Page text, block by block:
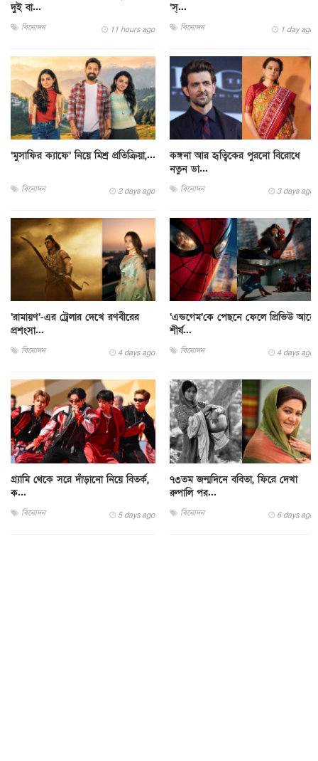
দুই বা...
বিনোদন 11 hours ago
‘স্...
বিনোদন 1 day ago
‘মুসাফির ক্যাফে’ নিয়ে মিশ্র প্রতিক্রিয়া,...
বিনোদন 2 days ago
কঙ্গনা আর হৃত্বিকের পুরনো বিরোধে
নতুন ডা...
বিনোদন 3 days ago
‘রামায়ণ’-এর ট্রেলার দেখে রণবীরের
প্রশংসা...
বিনোদন 4 days ago
‘এন্ডগেম’কে পেছনে ফেলে প্রিভিউ আয়ে
শীর্ষ...
বিনোদন 4 days ago
গ্র্যামি থেকে সরে দাঁড়ানো নিয়ে বিতর্ক,
ক...
বিনোদন 5 days ago
৭৩তম জন্মদিনে ববিতা, ফিরে দেখা
রুপালি পর...
বিনোদন 6 days ago